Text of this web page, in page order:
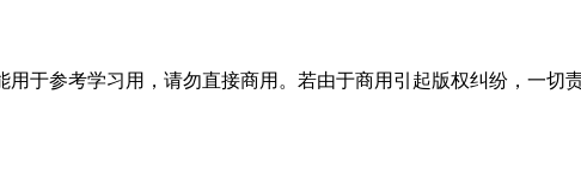
于参考学习用，请勿直接商用。若由于商用引起版权纠纷，一切